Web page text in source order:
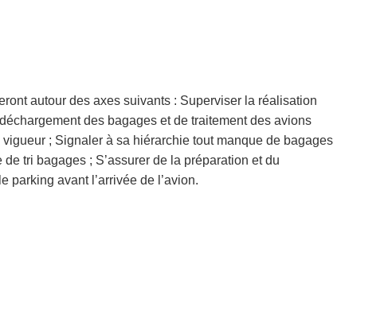
autour des axes suivants : Superviser la réalisation
des bagages et de traitement des avions
; Signaler à sa hiérarchie tout manque de bagages
tri bagages ; S’assurer de la préparation et du
parking avant l’arrivée de l’avion.